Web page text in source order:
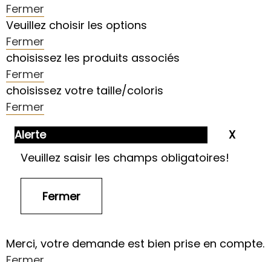
Fermer
Veuillez choisir les options
Fermer
choisissez les produits associés
Fermer
choisissez votre taille/coloris
Fermer
Alerte
Veuillez saisir les champs obligatoires!
Merci, votre demande est bien prise en compte.